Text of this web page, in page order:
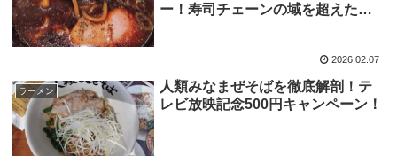
ー！寿司チェーンの域を超えた本
2026.02.07
ラーメン
人類みなまぜそばを徹底解剖！テ
レビ放映記念500円キャンペーン！